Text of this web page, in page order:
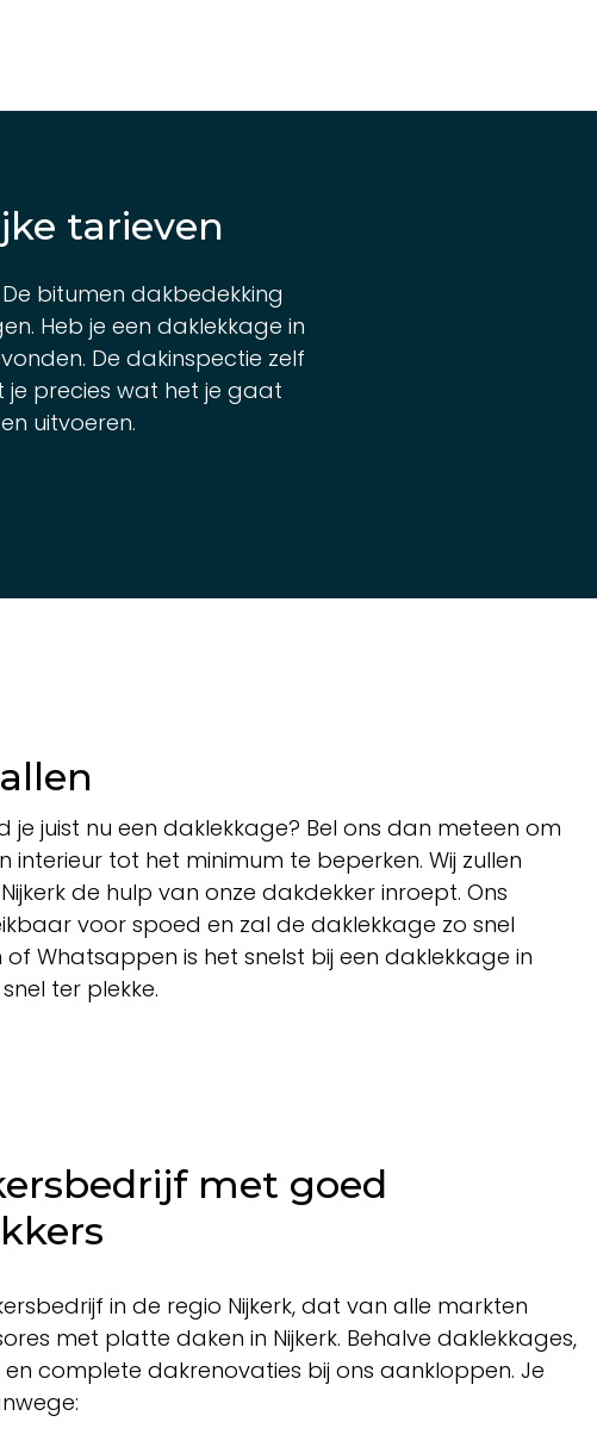
tarieven
bitumen dakbedekking
Heb je een daklekkage in
De dakinspectie zelf
je precies wat het je gaat
uitvoeren.
je juist nu een daklekkage? Bel ons dan meteen om
tot het minimum te beperken. Wij zullen
de hulp van onze dakdekker inroept. Ons
voor spoed en zal de daklekkage zo snel
of Whatsappen is het snelst bij een daklekkage in
ter plekke.
met goed
in de regio Nijkerk, dat van alle markten
met platte daken in Nijkerk. Behalve daklekkages,
complete dakrenovaties bij ons aankloppen. Je